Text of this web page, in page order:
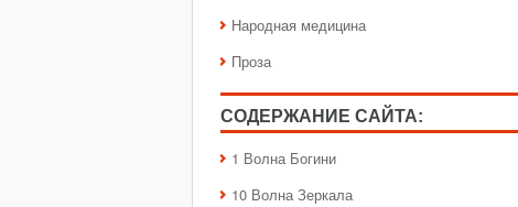
Народная медицина
Проза
СОДЕРЖАНИЕ САЙТА:
1 Волна Богини
10 Волна Зеркала